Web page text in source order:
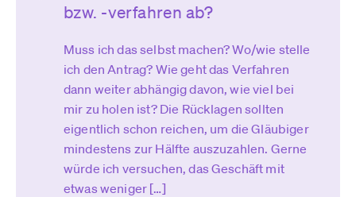
bzw. -verfahren ab?
Muss ich das selbst machen? Wo/wie stelle
ich den Antrag? Wie geht das Verfahren
dann weiter abhängig davon, wie viel bei
mir zu holen ist? Die Rücklagen sollten
eigentlich schon reichen, um die Gläubiger
mindestens zur Hälfte auszuzahlen. Gerne
würde ich versuchen, das Geschäft mit
etwas weniger […]